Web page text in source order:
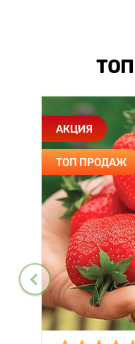
АКЦИЯ
ТОП ПРОДАЖ